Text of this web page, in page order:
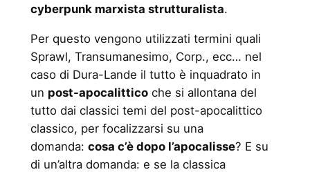
cyberpunk marxista strutturalista.
Per questo vengono utilizzati termini quali
Sprawl, Transumanesimo, Corp., ecc… nel
caso di Dura-Lande il tutto è inquadrato in
un post-apocalitticoche si allontana del
tutto dai classici temi del post-apocalittico
classico, per focalizzarsi su una
domanda: cosa c’è dopo l’apocalisse? E su
di un’altra domanda: e se la classica